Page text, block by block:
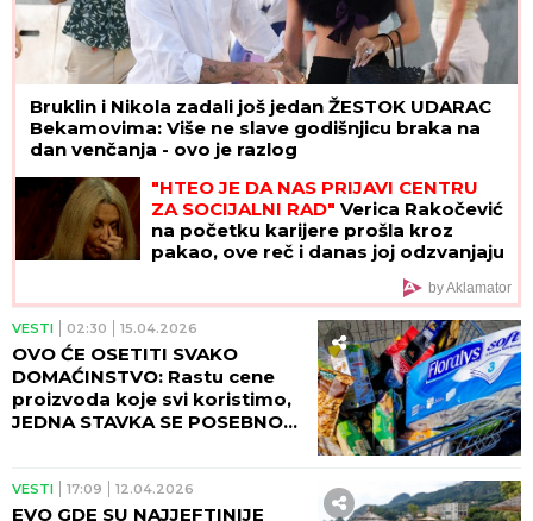
Bruklin i Nikola zadali još jedan ŽESTOK UDARAC
Bekamovima: Više ne slave godišnjicu braka na
dan venčanja - ovo je razlog
"HTEO JE DA NAS PRIJAVI CENTRU
ZA SOCIJALNI RAD" Verica Rakočević
na početku karijere prošla kroz
pakao, ove reč i danas joj odzvanjaju
by Aklamator
VESTI 02:30 15.04.2026
OVO ĆE OSETITI SVAKO
DOMAĆINSTVO: Rastu cene
proizvoda koje svi koristimo,
JEDNA STAVKA SE POSEBNO
VESTI 17:09 12.04.2026
EVO GDE SU NAJJEFTINIJE